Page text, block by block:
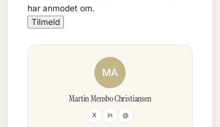
har anmodet om.
MA
Martin Mensbo Christiansen
X in @